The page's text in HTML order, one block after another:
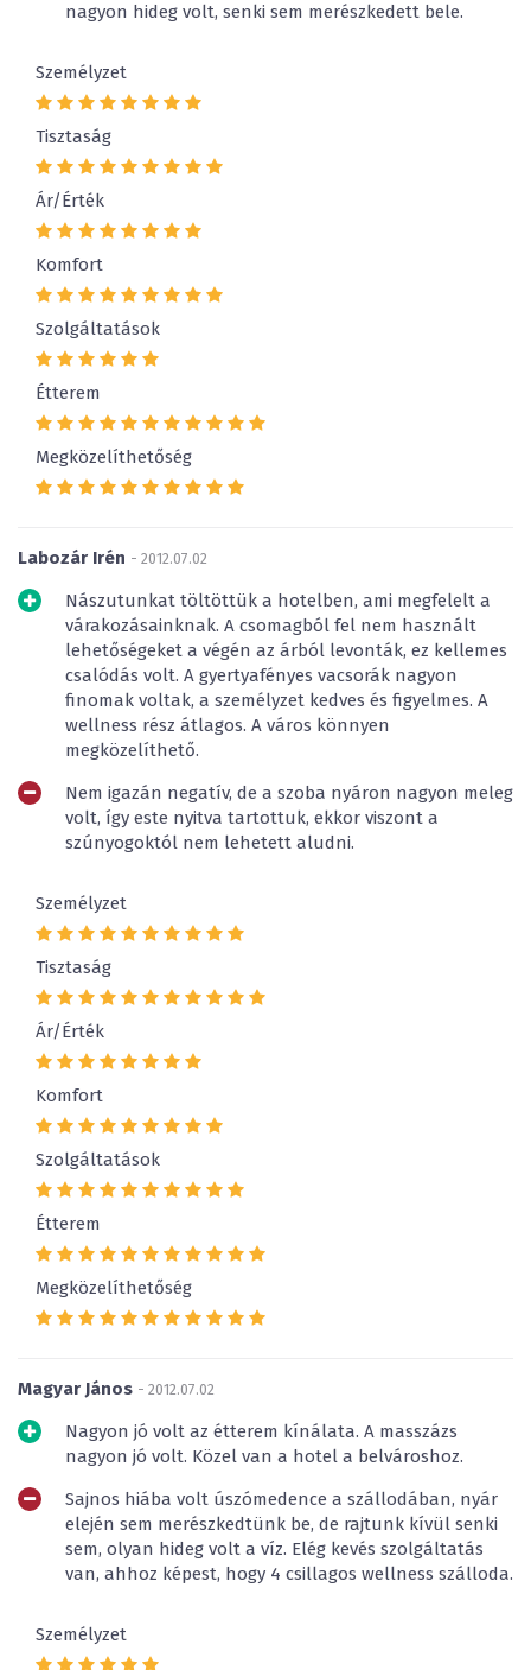
nagyon hideg volt, senki sem merészkedett bele.
Személyzet
Tisztaság
Ár/Érték
Komfort
Szolgáltatások
Étterem
Megközelíthetőség
Labozár Irén - 2012.07.02
Nászutunkat töltöttük a hotelben, ami megfelelt a
várakozásainknak. A csomagból fel nem használt
lehetőségeket a végén az árból levonták, ez kellemes
csalódás volt. A gyertyafényes vacsorák nagyon
finomak voltak, a személyzet kedves és figyelmes. A
wellness rész átlagos. A város könnyen
megközelíthető.
Nem igazán negatív, de a szoba nyáron nagyon meleg
volt, így este nyitva tartottuk, ekkor viszont a
szúnyogoktól nem lehetett aludni.
Személyzet
Tisztaság
Ár/Érték
Komfort
Szolgáltatások
Étterem
Megközelíthetőség
Magyar János - 2012.07.02
Nagyon jó volt az étterem kínálata. A masszázs
nagyon jó volt. Közel van a hotel a belvároshoz.
Sajnos hiába volt úszómedence a szállodában, nyár
elején sem merészkedtünk be, de rajtunk kívül senki
sem, olyan hideg volt a víz. Elég kevés szolgáltatás
van, ahhoz képest, hogy 4 csillagos wellness szálloda.
Személyzet